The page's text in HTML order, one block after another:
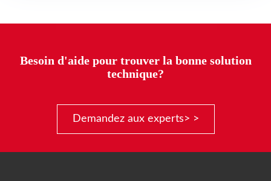
Besoin d'aide pour trouver la bonne solution
technique?
Demandez aux experts> >